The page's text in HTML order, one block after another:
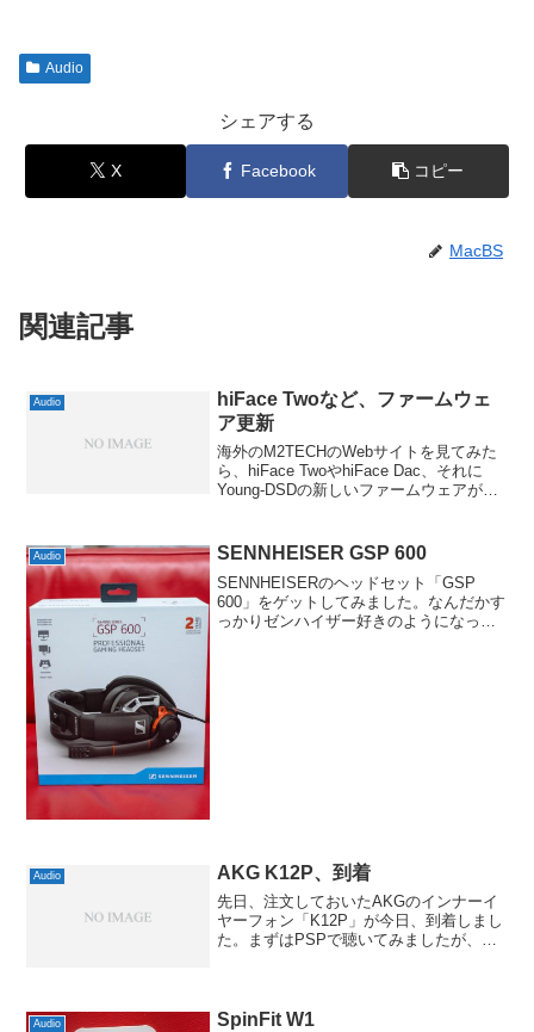
Audio
シェアする
X Facebook コピー
MacBS
関連記事
Audio
hiFace Twoなど、ファームウェ
ア更新
海外のM2TECHのWebサイトを見てみた
ら、hiFace TwoやhiFace Dac、それに
Young-DSDの新しいファームウェアが配
Mac用に配布されているのは...
Audio SENNHEISER GSP 600
SENNHEISERのヘッドセット「GSP
600」をゲットしてみました。なんだかす
っかりゼンハイザー好きのようになって
Audio AKG K12P、到着
先日、注文しておいたAKGのインナーイ
ヤーフォン「K12P」が今日、到着しまし
た。まずはPSPで聴いてみましたが、低
ーに接続して、...
Audio SpinFit W1